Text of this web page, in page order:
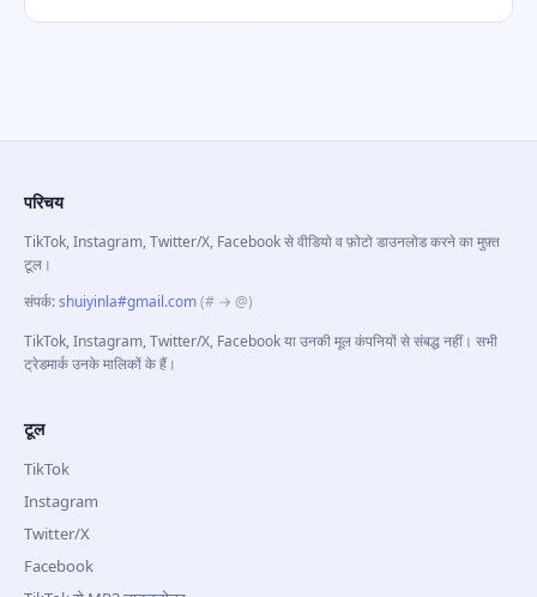
परिचय
TikTok, Instagram, Twitter/X, Facebook से वीडियो व फ़ोटो डाउनलोड करने का मुफ़्त
टूल।
संपर्क:shuiyinla#gmail.com(# → @)
TikTok, Instagram, Twitter/X, Facebook या उनकी मूल कंपनियों से संबद्ध नहीं। सभी
ट्रेडमार्क उनके मालिकों के हैं।
टूल
TikTok
Instagram
Twitter/X
Facebook